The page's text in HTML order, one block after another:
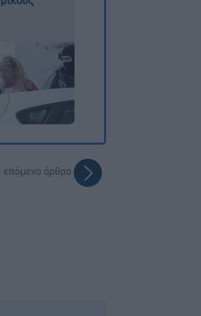
επόμενο άρθρο